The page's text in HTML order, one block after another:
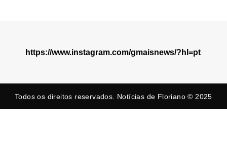
https://www.instagram.com/gmaisnews/?hl=pt
Todos os direitos reservados. Notícias de Floriano © 2025